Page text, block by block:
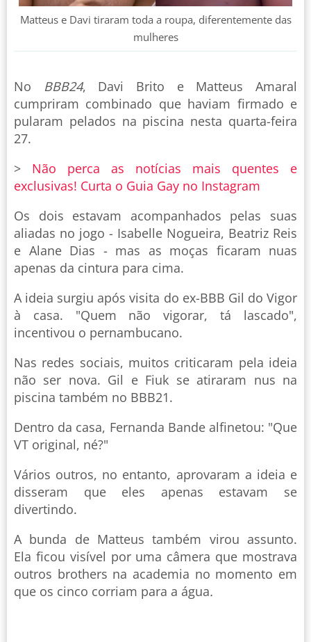
Matteus e Davi tiraram toda a roupa, diferentemente das
mulheres
No BBB24, Davi Brito e Matteus Amaral
cumpriram combinado que haviam firmado e
pularam pelados na piscina nesta quarta-feira
27.
> Não perca as notícias mais quentes e
exclusivas! Curta o Guia Gay no Instagram
Os dois estavam acompanhados pelas suas
aliadas no jogo - Isabelle Nogueira, Beatriz Reis
e Alane Dias - mas as moças ficaram nuas
apenas da cintura para cima.
A ideia surgiu após visita do ex-BBB Gil do Vigor
à casa. "Quem não vigorar, tá lascado",
incentivou o pernambucano.
Nas redes sociais, muitos criticaram pela ideia
não ser nova. Gil e Fiuk se atiraram nus na
piscina também no BBB21.
Dentro da casa, Fernanda Bande alfinetou: "Que
VT original, né?"
Vários outros, no entanto, aprovaram a ideia e
disseram que eles apenas estavam se
divertindo.
A bunda de Matteus também virou assunto.
Ela ficou visível por uma câmera que mostrava
outros brothers na academia no momento em
que os cinco corriam para a água.